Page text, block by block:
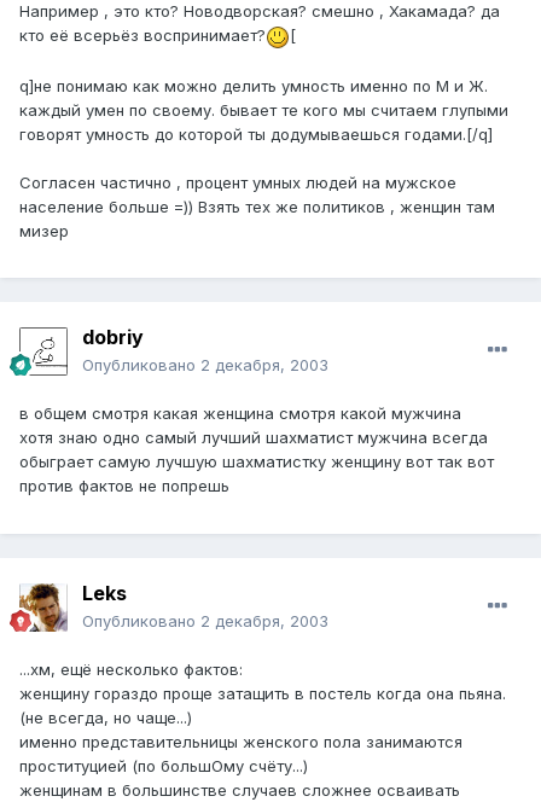
Например , это кто? Новодворская? смешно , Хакамада? да
кто её всерьёз воспринимает?
[
q]не понимаю как можно делить умность именно по М и Ж.
каждый умен по своему. бывает те кого мы считаем глупыми
говорят умность до которой ты додумываешься годами.[/q]
Согласен частично , процент умных людей на мужское
население больше =)) Взять тех же политиков , женщин там
мизер
dobriy
Опубликовано 2 декабря, 2003
в общем смотря какая женщина смотря какой мужчина
хотя знаю одно самый лучший шахматист мужчина всегда
обыграет самую лучшую шахматистку женщину вот так вот
против фактов не попрешь
Leks
Опубликовано 2 декабря, 2003
...хм, ещё несколько фактов:
женщину гораздо проще затащить в постель когда она пьяна.
(не всегда, но чаще...)
именно представительницы женского пола занимаются
проституцией (по большОму счёту...)
женщинам в большинстве случаев сложнее осваивать